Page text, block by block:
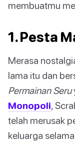
membuatmu
1. Pesta
Merasa
lama itu dan
Permainan Seru
Monopoli,
telah merusak
keluarga